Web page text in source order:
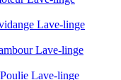
Lave-linge
Lave-linge
Lave-linge